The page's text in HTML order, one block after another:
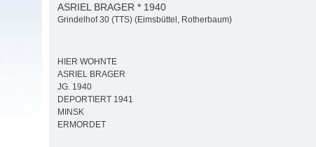
ASRIEL BRAGER * 1940
Grindelhof 30 (TTS) (Eimsbüttel, Rotherbaum)
HIER WOHNTE
ASRIEL BRAGER
JG. 1940
DEPORTIERT 1941
MINSK
ERMORDET